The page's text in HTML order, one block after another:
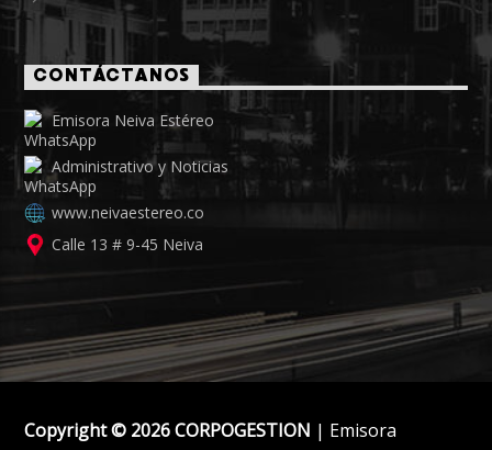
CONTÁCTANOS
Emisora Neiva Estéreo
Administrativo y Noticias
www.neivaestereo.co
Calle 13 # 9-45 Neiva
Copyright © 2026 CORPOGESTION | Emisora